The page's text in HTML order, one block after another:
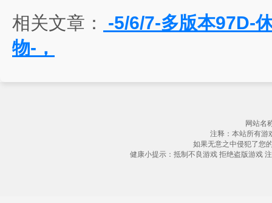
相关文章：
-5/6/7-多版本97D-
物-，
网站名
注释：本站所有游
如果无意之中侵犯了您
健康小提示：抵制不良游戏 拒绝盗版游戏